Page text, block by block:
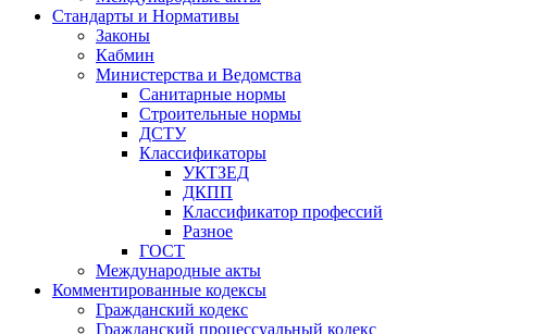
Стандарты и Нормативы
Законы
Кабмин
Министерства и Ведомства
Санитарные нормы
Строительные нормы
ДСТУ
Классификаторы
УКТЗЕД
ДКПП
Классификатор профессий
Разное
ГОСТ
Международные акты
Комментированные кодексы
Гражданский кодекс
Гражданский процессуальный кодекс